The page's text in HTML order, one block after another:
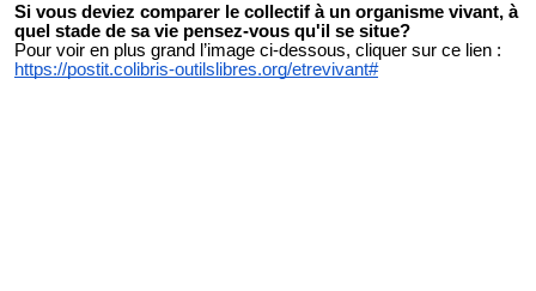
Si vous deviez comparer le collectif à un organisme vivant, à
quel stade de sa vie pensez-vous qu'il se situe?
Pour voir en plus grand l’image ci-dessous, cliquer sur ce lien :
https://postit.colibris-outilslibres.org/etrevivant#